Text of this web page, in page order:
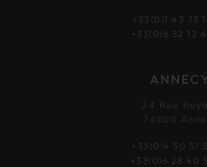
+33(0)1 43 73
+33(0)6 52 12
24 Rue
74000
+33(0)4 50 51
+33(0)6 28 40